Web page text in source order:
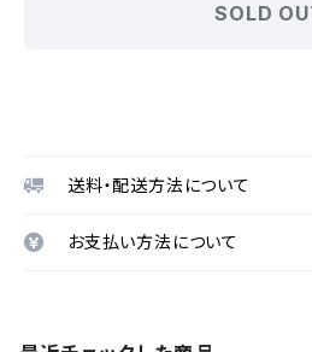
SOLD
送料・配送方法について
お支払い方法について